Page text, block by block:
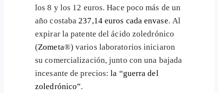
los 8 y los 12 euros. Hace poco más de un
año costaba237,14 euros cada envase. Al
expirar la patente del ácido zoledrónico
(Zometa®) varios laboratorios iniciaron
su comercialización, junto con una bajada
incesante de precios:la “guerra del
zoledrónico”.